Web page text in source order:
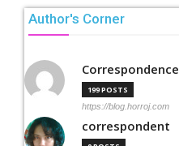
Author's Corner
Correspondence
199 POSTS
https://blog.horroj.com
correspondent